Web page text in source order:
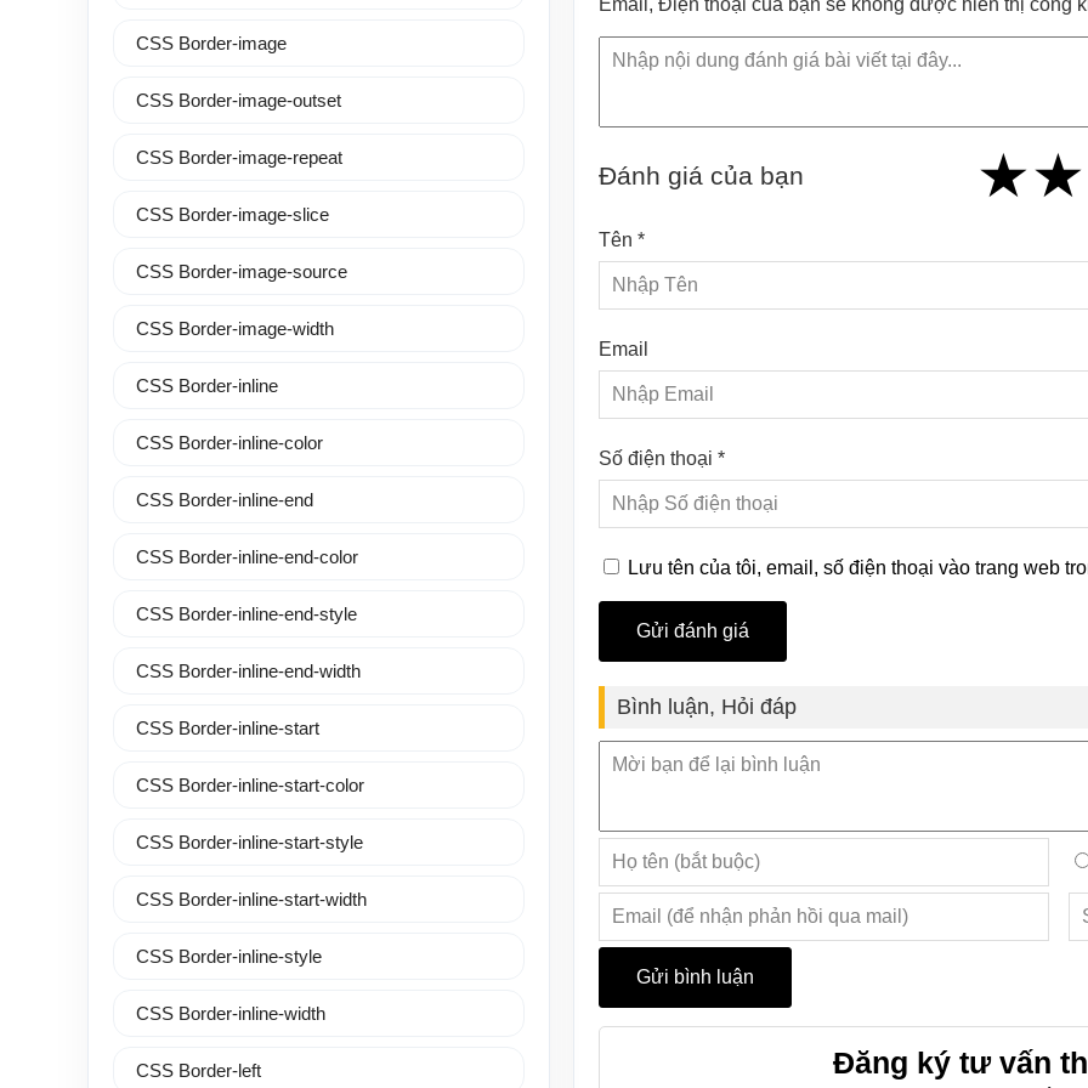
Email, Điện thoại của bạn sẽ không được hiển thị công
Đánh giá của bạn ★
★★
★★
★★
★★
Tên *
Email
Số điện thoại *
Lưu tên của tôi, email, số điện thoại vào trang web
Bình luận, Hỏi đáp
Đăng ký tư vấn
CSS Border-image
CSS Border-image-outset
CSS Border-image-repeat
CSS Border-image-slice
CSS Border-image-source
CSS Border-image-width
CSS Border-inline
CSS Border-inline-color
CSS Border-inline-end
CSS Border-inline-end-color
CSS Border-inline-end-style
CSS Border-inline-end-width
CSS Border-inline-start
CSS Border-inline-start-color
CSS Border-inline-start-style
CSS Border-inline-start-width
CSS Border-inline-style
CSS Border-inline-width
CSS Border-left